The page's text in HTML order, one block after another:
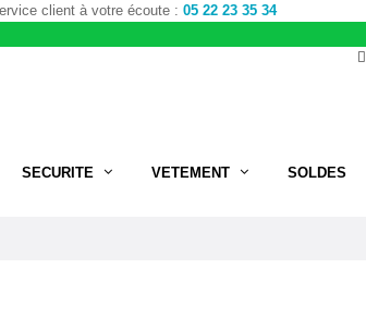
client à votre écoute : 05 22 23 35 34
SECURITE VETEMENT SOLDES